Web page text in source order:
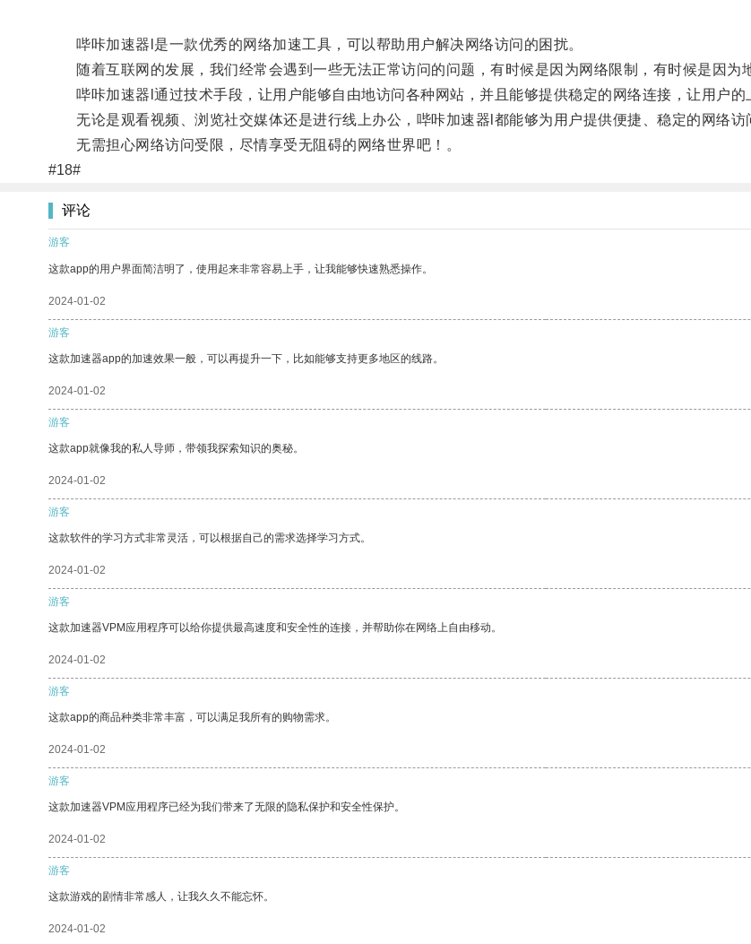
哔咔加速器l是一款优秀的网络加速工具，可以帮助用户解决网络访问的困扰。
随着互联网的发展，我们经常会遇到一些无法正常访问的问题，有时候是因为网络限制，有时候是因为
哔咔加速器l通过技术手段，让用户能够自由地访问各种网站，并且能够提供稳定的网络连接，让用户的
无论是观看视频、浏览社交媒体还是进行线上办公，哔咔加速器l都能够为用户提供便捷、稳定的网络访
无需担心网络访问受限，尽情享受无阻碍的网络世界吧！。
#18#
评论
游客
这款app的用户界面简洁明了，使用起来非常容易上手，让我能够快速熟悉操作。
2024-01-02
游客
这款加速器app的加速效果一般，可以再提升一下，比如能够支持更多地区的线路。
2024-01-02
游客
这款app就像我的私人导师，带领我探索知识的奥秘。
2024-01-02
游客
这款软件的学习方式非常灵活，可以根据自己的需求选择学习方式。
2024-01-02
游客
这款加速器VPM应用程序可以给你提供最高速度和安全性的连接，并帮助你在网络上自由移动。
2024-01-02
游客
这款app的商品种类非常丰富，可以满足我所有的购物需求。
2024-01-02
游客
这款加速器VPM应用程序已经为我们带来了无限的隐私保护和安全性保护。
2024-01-02
游客
这款游戏的剧情非常感人，让我久久不能忘怀。
2024-01-02